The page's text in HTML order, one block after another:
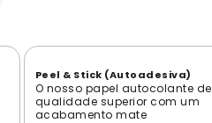
Peel & Stick (Autoadesiva)
O nosso papel autocolante de
qualidade superior com um
acabamento mate